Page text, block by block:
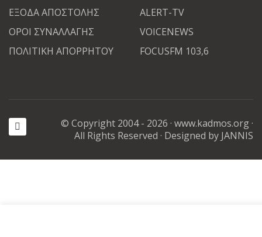
ΕΞΟΔΑ ΑΠΟΣΤΟΛΗΣ
ΟΡΟΙ ΣΥΝΑΛΛΑΓΗΣ
ΠΟΛΙΤΙΚΗ ΑΠΟΡΡΗΤΟΥ
ALERT-TV
VOICENEWS
FOCUSFM 103,6
© Copyright 2004 - 2026 · www.kadmos.org·
All Rights Reserved · Designed by JANNIS